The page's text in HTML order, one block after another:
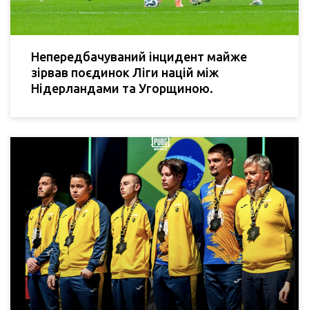
Непередбачуваний інцидент майже
зірвав поєдинок Ліги націй між
Нідерландами та Угорщиною.